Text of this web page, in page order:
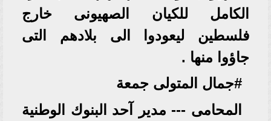
الكامل للكيان الصهيونى خارج
فلسطين ليعودوا الى بلادهم التى
جاؤوا منها .
#جمال المتولى جمعة
المحامى --- مدير آحد البنوك الوطنية